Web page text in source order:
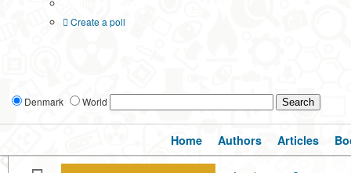
Create a poll
Denmark World
Home Authors Articles